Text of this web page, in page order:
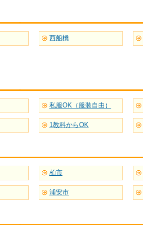
西船橋
私服OK（服装自由）
1教科からOK
柏市
浦安市